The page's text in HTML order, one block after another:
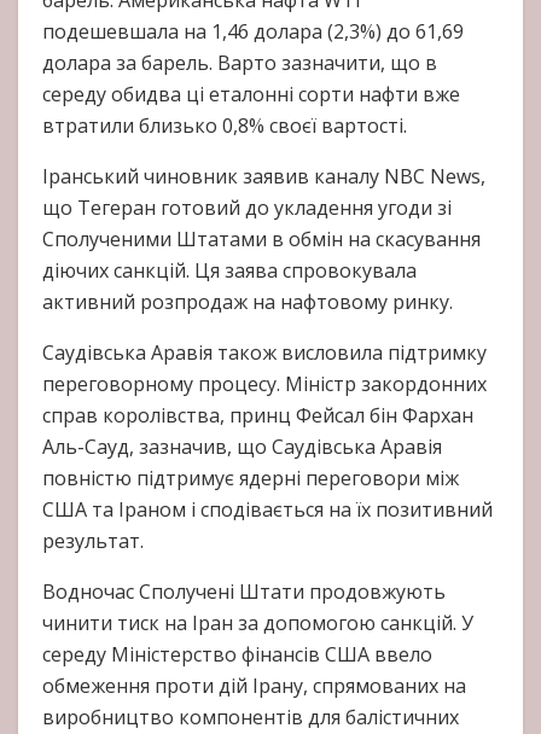
подешевшала на 1,46 долара (2,3%) до 61,69
долара за барель. Варто зазначити, що в
середу обидва ці еталонні сорти нафти вже
втратили близько 0,8% своєї вартості.
Іранський чиновник заявив каналу NBC News,
що Тегеран готовий до укладення угоди зі
Сполученими Штатами в обмін на скасування
діючих санкцій. Ця заява спровокувала
активний розпродаж на нафтовому ринку.
Саудівська Аравія також висловила підтримку
переговорному процесу. Міністр закордонних
справ королівства, принц Фейсал бін Фархан
Аль-Сауд, зазначив, що Саудівська Аравія
повністю підтримує ядерні переговори між
США та Іраном і сподівається на їх позитивний
результат.
Водночас Сполучені Штати продовжують
чинити тиск на Іран за допомогою санкцій. У
середу Міністерство фінансів США ввело
обмеження проти дій Ірану, спрямованих на
виробництво компонентів для балістичних